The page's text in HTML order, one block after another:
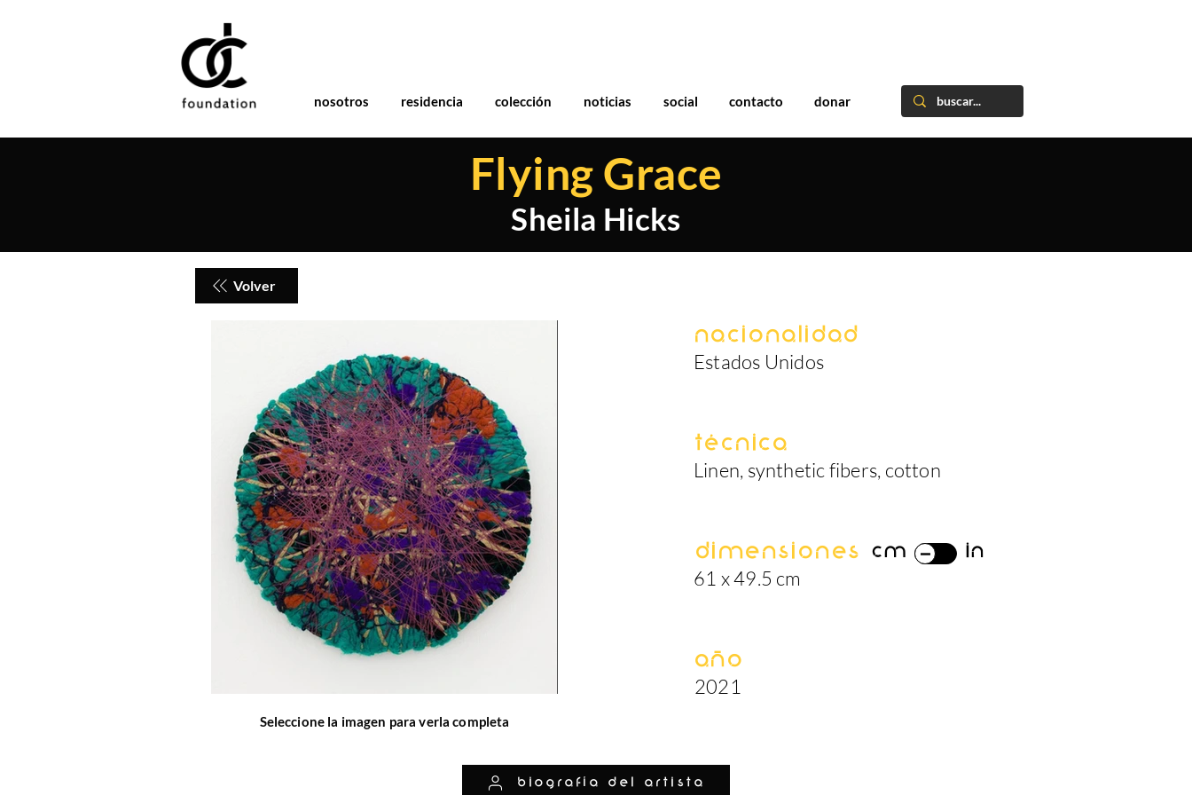
nosotros residencia colección noticias social contacto donar
Flying Grace
Sheila Hicks
Volver
Nacionalidad
Estados Unidos
Técnica
Linen, synthetic fibers, cotton
Dimensiones cm in
61 x 49.5 cm
Año
2021
Seleccione la imagen para verla completa
biografía del artista